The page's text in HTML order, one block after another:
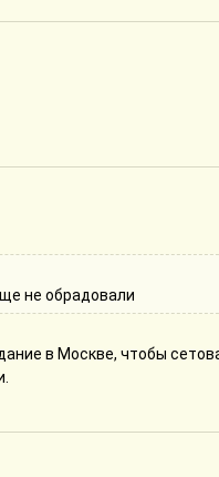
не обрадовали
в Москве, чтобы